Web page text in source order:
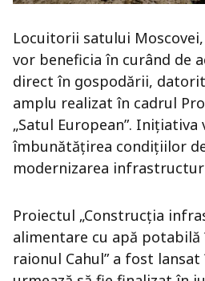
Locuitorii satului
vor beneficia în curând de
direct în gospodării,
amplu realizat în cadrul
„Satul European”. Inițiativa
îmbunătățirea condițiilor
modernizarea
Proiectul „Construcția
alimentare cu apă potabilă
raionul Cahul” a fost